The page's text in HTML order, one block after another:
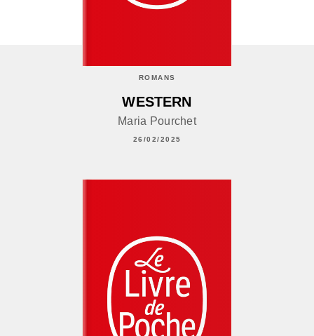
ROMANS
WESTERN
Maria Pourchet
26/02/2025